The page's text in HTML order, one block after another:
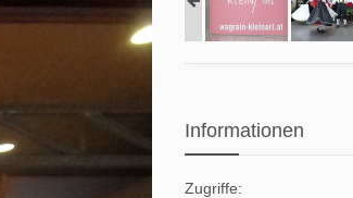
Informationen
Zugriffe